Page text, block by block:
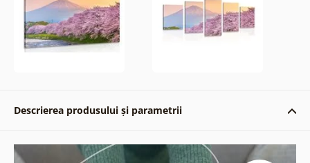
Descrierea produsului și parametrii